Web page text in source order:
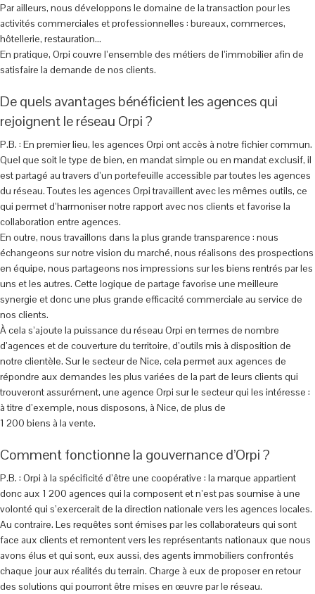
Par ailleurs, nous développons le domaine de la transaction pour les
activités commerciales et professionnelles : bureaux, commerces,
hôtellerie, restauration…
En pratique, Orpi couvre l’ensemble des métiers de l’immobilier afin de
satisfaire la demande de nos clients.
De quels avantages bénéficient les agences qui
rejoignent le réseau Orpi ?
P.B. : En premier lieu, les agences Orpi ont accès à notre fichier commun.
Quel que soit le type de bien, en mandat simple ou en mandat exclusif, il
est partagé au travers d’un portefeuille accessible par toutes les agences
du réseau. Toutes les agences Orpi travaillent avec les mêmes outils, ce
qui permet d’harmoniser notre rapport avec nos clients et favorise la
collaboration entre agences.
En outre, nous travaillons dans la plus grande transparence : nous
échangeons sur notre vision du marché, nous réalisons des prospections
en équipe, nous partageons nos impressions sur les biens rentrés par les
uns et les autres. Cette logique de partage favorise une meilleure
synergie et donc une plus grande efficacité commerciale au service de
nos clients.
À cela s’ajoute la puissance du réseau Orpi en termes de nombre
d’agences et de couverture du territoire, d’outils mis à disposition de
notre clientèle. Sur le secteur de Nice, cela permet aux agences de
répondre aux demandes les plus variées de la part de leurs clients qui
trouveront assurément, une agence Orpi sur le secteur qui les intéresse :
à titre d’exemple, nous disposons, à Nice, de plus de
1 200 biens à la vente.
Comment fonctionne la gouvernance d’Orpi ?
P.B. : Orpi à la spécificité d’être une coopérative : la marque appartient
donc aux 1 200 agences qui la composent et n’est pas soumise à une
volonté qui s’exercerait de la direction nationale vers les agences locales.
Au contraire. Les requêtes sont émises par les collaborateurs qui sont
face aux clients et remontent vers les représentants nationaux que nous
avons élus et qui sont, eux aussi, des agents immobiliers confrontés
chaque jour aux réalités du terrain. Charge à eux de proposer en retour
des solutions qui pourront être mises en œuvre par le réseau.